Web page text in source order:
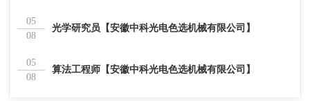
05
08
光学研究员【安徽中科光电色选机械有限公司】
05
08
算法工程师【安徽中科光电色选机械有限公司】